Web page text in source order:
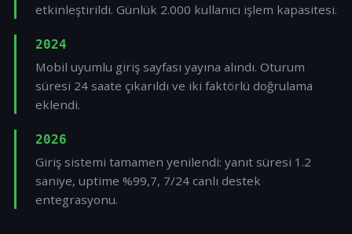
etkinleştirildi. Günlük 2.000 kullanıcı işlem kapasitesi.
2024
Mobil uyumlu giriş sayfası yayına alındı. Oturum
süresi 24 saate çıkarıldı ve iki faktörlü doğrulama
eklendi.
2026
Giriş sistemi tamamen yenilendi: yanıt süresi 1.2
saniye, uptime %99,7, 7/24 canlı destek
entegrasyonu.